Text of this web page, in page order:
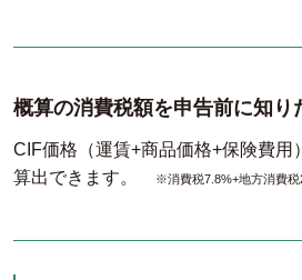
概算の消費税額を申告前に知り
CIF価格（運賃+商品価格+保険費用
算出できます。
※消費税7.8%+地方消費税